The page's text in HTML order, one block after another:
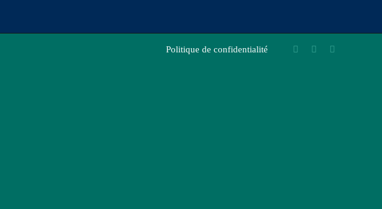
Politique de confidentialité